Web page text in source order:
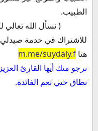
الطبيب.
( نسأل الله تعالي
للاشتراك في خدمة
هنا m.me/suydaly.f
نرجو منك أيها القارئ
نطاق حتي تعم الفائدة.